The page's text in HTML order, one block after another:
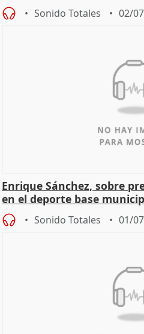
Sonido Totales 02/
Enrique Sánchez, sobre
en el deporte base
Sonido Totales 01/